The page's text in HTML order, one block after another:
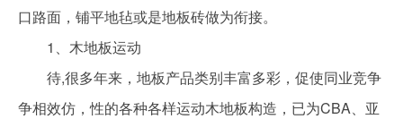
口路面，铺平地毡或是地板砖做为衔接。
1、木地板运动
待,很多年来，地板产品类别丰富多彩，促使同业竞争
争相效仿，性的各种各样运动木地板构造，已为CBA、亚